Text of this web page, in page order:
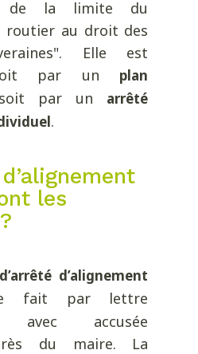
de la limite du
routier au droit des
Elle est
soit par un plan
par un arrêté
.
les
d’alignement
fait par lettre
avec accusée
du maire. La